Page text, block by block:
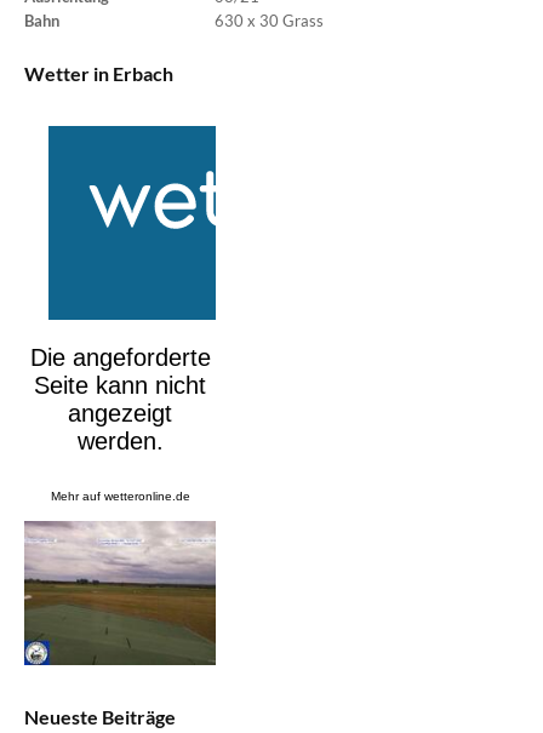
Bahn
630 x 30 Grass
Wetter in Erbach
Mehr auf wetteronline.de
Neueste Beiträge